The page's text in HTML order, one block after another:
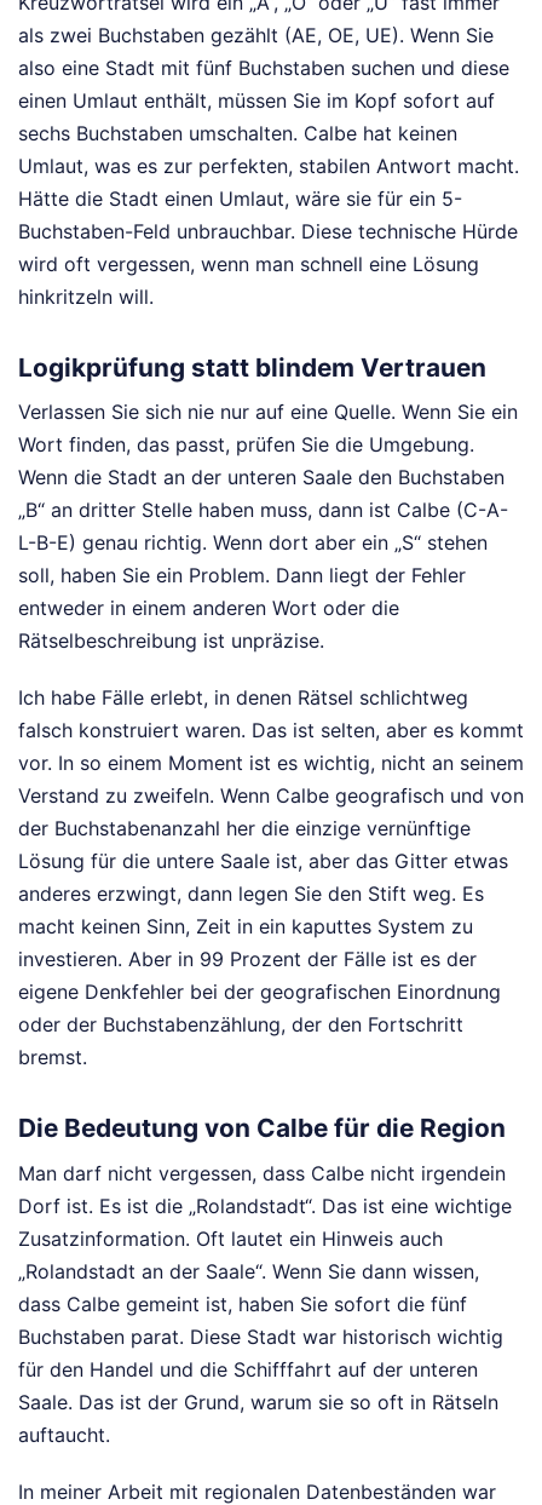
als zwei Buchstaben gezählt (AE, OE, UE). Wenn Sie
also eine Stadt mit fünf Buchstaben suchen und diese
einen Umlaut enthält, müssen Sie im Kopf sofort auf
sechs Buchstaben umschalten. Calbe hat keinen
Umlaut, was es zur perfekten, stabilen Antwort macht.
Hätte die Stadt einen Umlaut, wäre sie für ein 5-
Buchstaben-Feld unbrauchbar. Diese technische Hürde
wird oft vergessen, wenn man schnell eine Lösung
hinkritzeln will.
Logikprüfung statt blindem Vertrauen
Verlassen Sie sich nie nur auf eine Quelle. Wenn Sie ein
Wort finden, das passt, prüfen Sie die Umgebung.
Wenn die Stadt an der unteren Saale den Buchstaben
„B“ an dritter Stelle haben muss, dann ist Calbe (C-A-
L-B-E) genau richtig. Wenn dort aber ein „S“ stehen
soll, haben Sie ein Problem. Dann liegt der Fehler
entweder in einem anderen Wort oder die
Rätselbeschreibung ist unpräzise.
Ich habe Fälle erlebt, in denen Rätsel schlichtweg
falsch konstruiert waren. Das ist selten, aber es kommt
vor. In so einem Moment ist es wichtig, nicht an seinem
Verstand zu zweifeln. Wenn Calbe geografisch und von
der Buchstabenanzahl her die einzige vernünftige
Lösung für die untere Saale ist, aber das Gitter etwas
anderes erzwingt, dann legen Sie den Stift weg. Es
macht keinen Sinn, Zeit in ein kaputtes System zu
investieren. Aber in 99 Prozent der Fälle ist es der
eigene Denkfehler bei der geografischen Einordnung
oder der Buchstabenzählung, der den Fortschritt
bremst.
Die Bedeutung von Calbe für die Region
Man darf nicht vergessen, dass Calbe nicht irgendein
Dorf ist. Es ist die „Rolandstadt“. Das ist eine wichtige
Zusatzinformation. Oft lautet ein Hinweis auch
„Rolandstadt an der Saale“. Wenn Sie dann wissen,
dass Calbe gemeint ist, haben Sie sofort die fünf
Buchstaben parat. Diese Stadt war historisch wichtig
für den Handel und die Schifffahrt auf der unteren
Saale. Das ist der Grund, warum sie so oft in Rätseln
auftaucht.
In meiner Arbeit mit regionalen Datenbeständen war